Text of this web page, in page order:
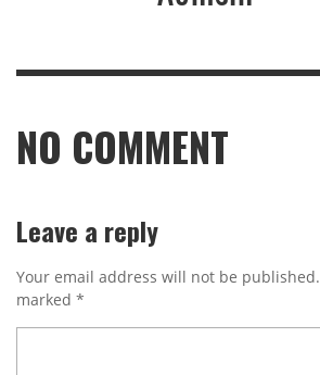
NO COMMENT
Leave a reply
Your email address will not be published.
marked *